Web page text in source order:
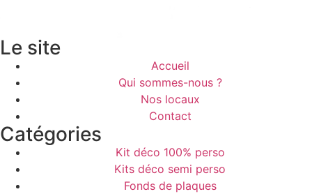
Le site
Accueil
Qui sommes-nous ?
Nos locaux
Contact
Catégories
Kit déco 100% perso
Kits déco semi perso
Fonds de plaques